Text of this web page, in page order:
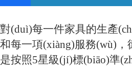
對(duì)每一件家具的生產
和每一項(xiàng)服務(wù)，
是按照5星級(jí)標(biāo)準